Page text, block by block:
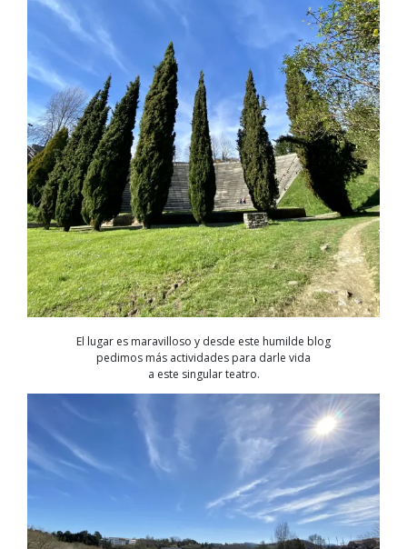
El lugar es maravilloso y desde este humilde blog
pedimos más actividades para darle vida
a este singular teatro.